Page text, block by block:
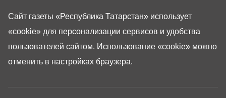
Сайт газеты «Республика Татарстан» использует
«cookie» для персонализации сервисов и удобства
пользователей сайтом. Использование «cookie» можно
отменить в настройках браузера.